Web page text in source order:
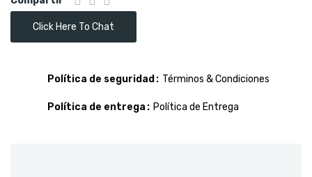
Click Here To Chat
Política de seguridad Términos & Condiciones
Política de entrega Política de Entrega